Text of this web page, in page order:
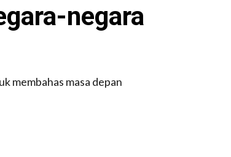
negara
membahas masa depan